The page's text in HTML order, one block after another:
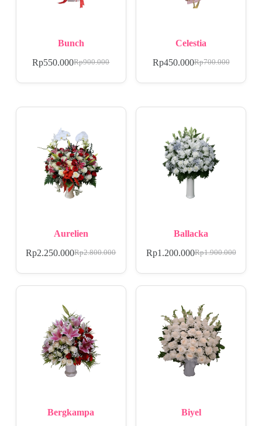
Bunch
Rp900.000
Rp550.000
Celestia
Rp700.000
Rp450.000
Aurelien
Rp2.800.000
Rp2.250.000
Ballacka
Rp1.900.000
Rp1.200.000
Bergkampa Biyel